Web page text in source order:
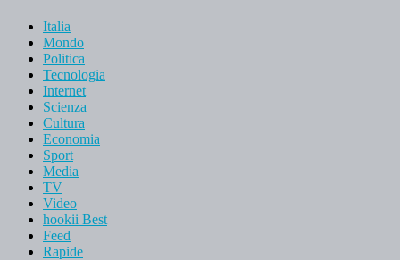
Italia
Mondo
Politica
Tecnologia
Internet
Scienza
Cultura
Economia
Sport
Media
TV
Video
hookii Best
Feed
Rapide